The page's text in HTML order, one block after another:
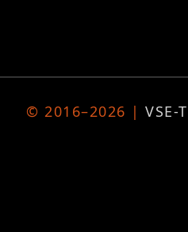
© 2016–2026 | VSE-